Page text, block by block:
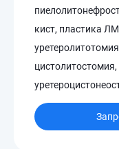
кист, пластика